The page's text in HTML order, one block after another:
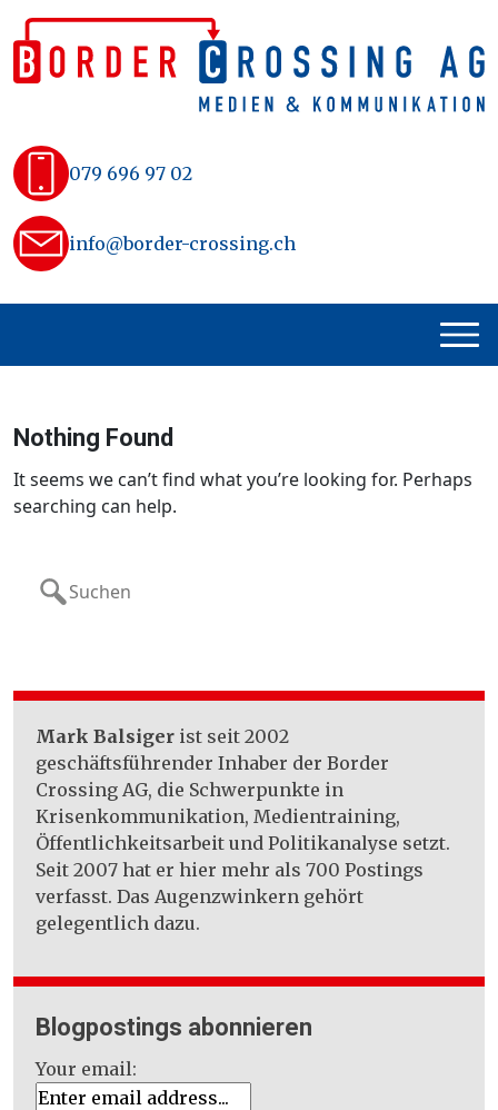
Skip
to
content
079 696 97 02
info@border-crossing.ch
Nothing Found
It seems we can’t find what you’re looking for. Perhaps
searching can help.
for:
Mark Balsiger ist seit 2002
geschäftsführender Inhaber der Border
Crossing AG, die Schwerpunkte in
Krisenkommunikation, Medientraining,
Öffentlichkeitsarbeit und Politikanalyse setzt.
Seit 2007 hat er hier mehr als 700 Postings
verfasst. Das Augenzwinkern gehört
gelegentlich dazu.
Blogpostings abonnieren
Your email: